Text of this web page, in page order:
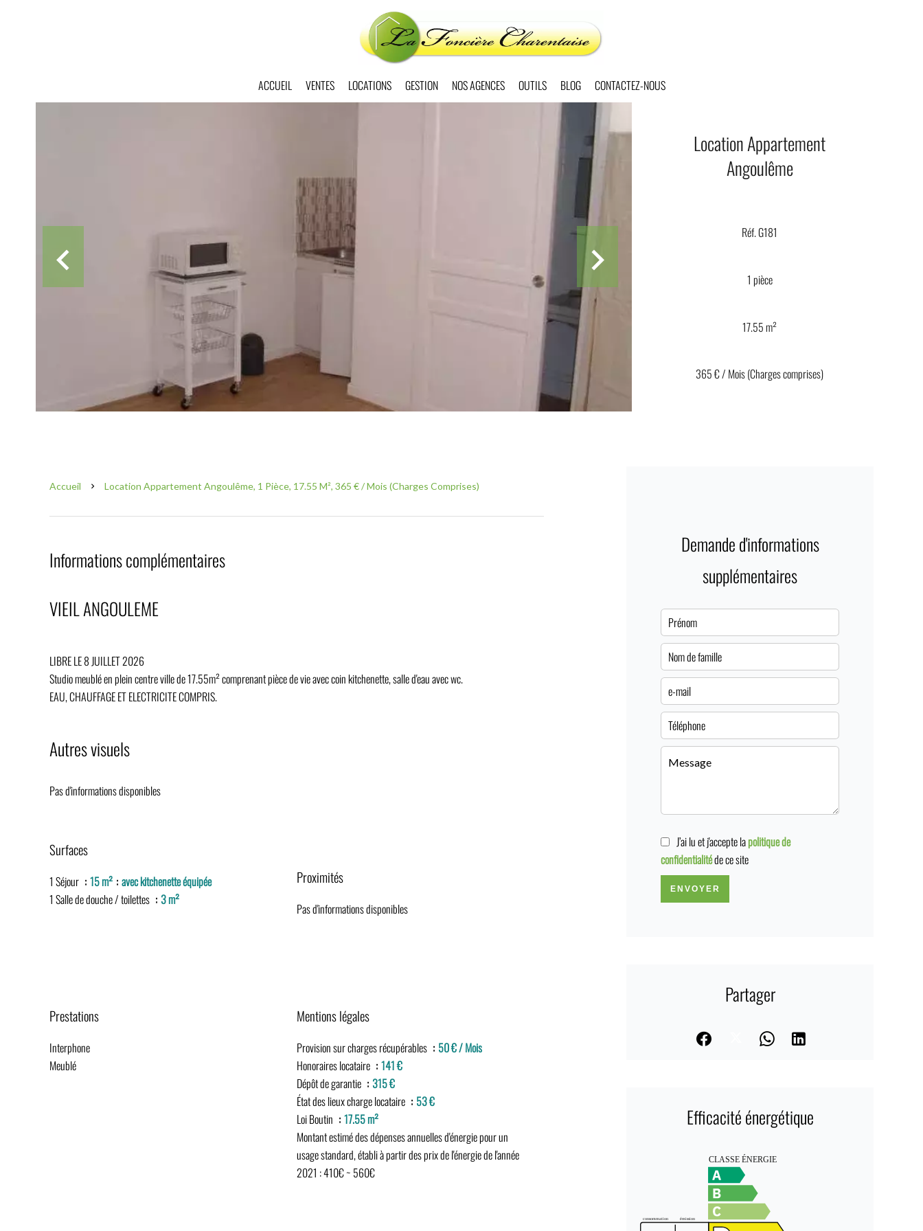
ACCUEIL VENTES LOCATIONS GESTION NOS AGENCES OUTILS BLOG CONTACTEZ-NOUS
Location Appartement
Angoulême
Réf. G181
1 pièce
17.55 m²
365 € / Mois (Charges comprises)
Accueil Location Appartement Angoulême, 1 Pièce, 17.55 M², 365 € / Mois (Charges Comprises)
Informations complémentaires
VIEIL ANGOULEME
LIBRE LE 8 JUILLET 2026
Studio meublé en plein centre ville de 17.55m² comprenant pièce de vie avec coin kitchenette, salle d'eau avec wc.
EAU, CHAUFFAGE ET ELECTRICITE COMPRIS.
Autres visuels
Pas d'informations disponibles
Surfaces
1 Séjour 15 m² avec kitchenette équipée
1 Salle de douche / toilettes
3 m²
Proximités
Pas d'informations disponibles
Prestations
Interphone
Meublé
Mentions légales
Provision sur charges récupérables
50 € / Mois
Honoraires locataire
141 €
Dépôt de garantie
315 €
État des lieux charge locataire
53 €
Loi Boutin
17.55 m²
Montant estimé des dépenses annuelles d'énergie pour un
usage standard, établi à partir des prix de l'énergie de l'année
2021 : 410€ ~ 560€
Demande d'informations
supplémentaires
J’ai lu et j'accepte lapolitique de
confidentialitéde ce site
ENVOYER
Partager
Efficacité énergétique